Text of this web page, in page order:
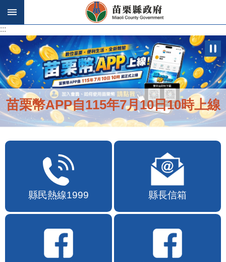
跳到主要內容區塊
:::
苗栗幣APP自115年7月10日10時上線
縣民熱線1999 縣長信箱